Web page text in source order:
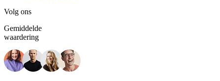
Volg ons
Gemiddelde
waardering